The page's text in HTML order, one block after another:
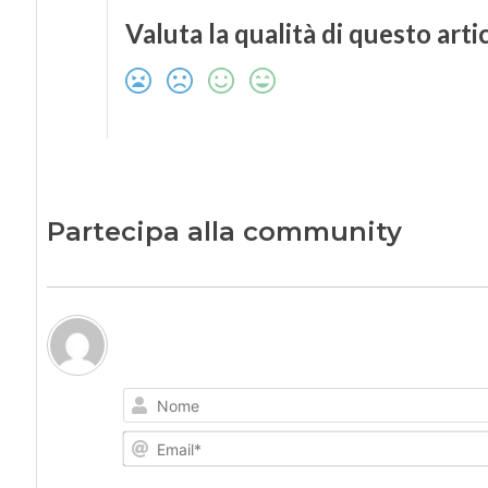
Valuta la qualità di questo
Partecipa alla community